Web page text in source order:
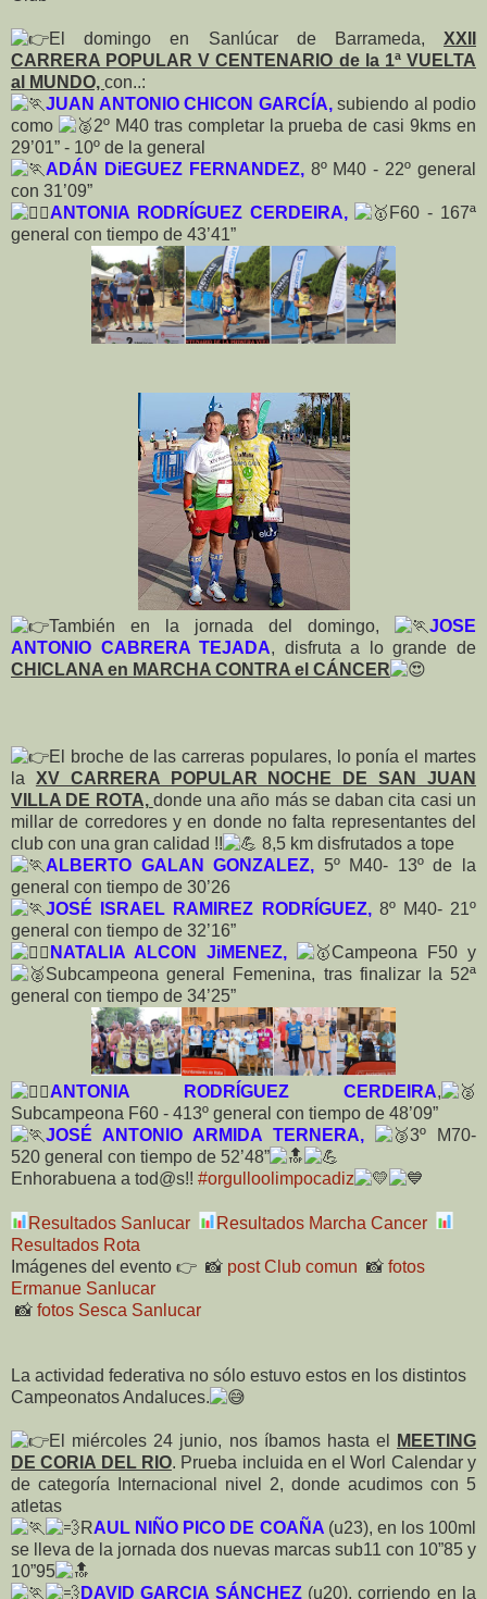
El domingo en Sanlúcar de Barrameda, XXII
CARRERA POPULAR V CENTENARIO de la 1ª VUELTA
al MUNDO, con..:
JUAN ANTONIO CHICON GARCÍA,subiendo al podio
como
2º M40 tras completar la prueba de casi 9kms en
29’01” - 10º de la general
ADÁN DiEGUEZ FERNANDEZ,8º M40 - 22º general
con 31’09”
ANTONIA RODRÍGUEZ CERDEIRA,
F60 - 167ª
general con tiempo de 43’41”
También en la jornada del domingo,
JOSE
ANTONIO CABRERA TEJADA, disfruta a lo grande de
CHICLANA en MARCHA CONTRA el CÁNCER
El broche de las carreras populares, lo ponía el martes
la XV CARRERA POPULAR NOCHE DE SAN JUAN
VILLA DE ROTA, donde una año más se daban cita casi un
millar de corredores y en donde no falta representantes del
club con una gran calidad !!
8,5 km disfrutados a tope
ALBERTO GALAN GONZALEZ, 5º M40- 13º de la
general con tiempo de 30’26
JOSÉ ISRAEL RAMIREZ RODRÍGUEZ, 8º M40- 21º
general con tiempo de 32’16”
NATALIA ALCON JiMENEZ,
Campeona F50 y
Subcampeona general Femenina, tras finalizar la 52ª
general con tiempo de 34’25”
ANTONIA RODRÍGUEZ CERDEIRA,
Subcampeona F60 - 413º general con tiempo de 48’09”
JOSÉ ANTONIO ARMIDA TERNERA,
3º M70-
520 general con tiempo de 52’48”
Enhorabuena a tod@s!! #orgulloolimpocadiz
Resultados Sanlucar
Resultados Marcha Cancer
Resultados Rota
Imágenes del evento 👉 📸 post Club comun 📸 fotos
Ermanue Sanlucar
📸 fotos Sesca Sanlucar
La actividad federativa no sólo estuvo estos en los distintos
Campeonatos Andaluces.
El miércoles 24 junio, nos íbamos hasta el
MEETING
DE CORIA DEL RIO. Prueba incluida en el Worl Calendar y
de categoría Internacional nivel 2, donde acudimos con 5
atletas
RAUL NIÑO PICO DE COAÑA (u23), en los 100ml
se lleva de la jornada dos nuevas marcas sub11 con 10”85 y
10”95
DAVID GARCIA SÁNCHEZ (u20), corriendo en la